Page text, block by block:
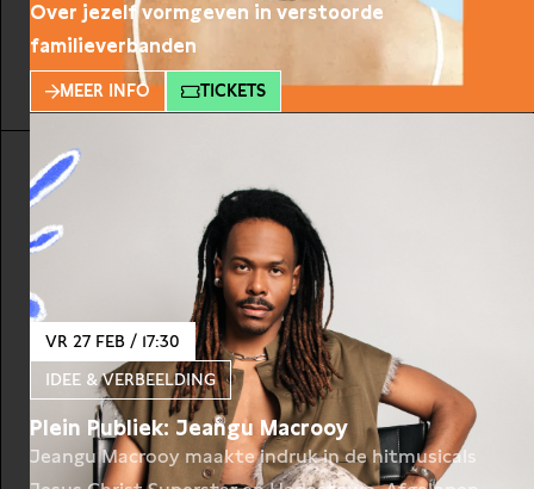
Over jezelf vormgeven in verstoorde
familieverbanden
MEER INFO TICKETS
VR 27 FEB / 17:30
IDEE & VERBEELDING
Plein Publiek: Jeangu Macrooy
Jeangu Macrooy maakte indruk in de hitmusicals